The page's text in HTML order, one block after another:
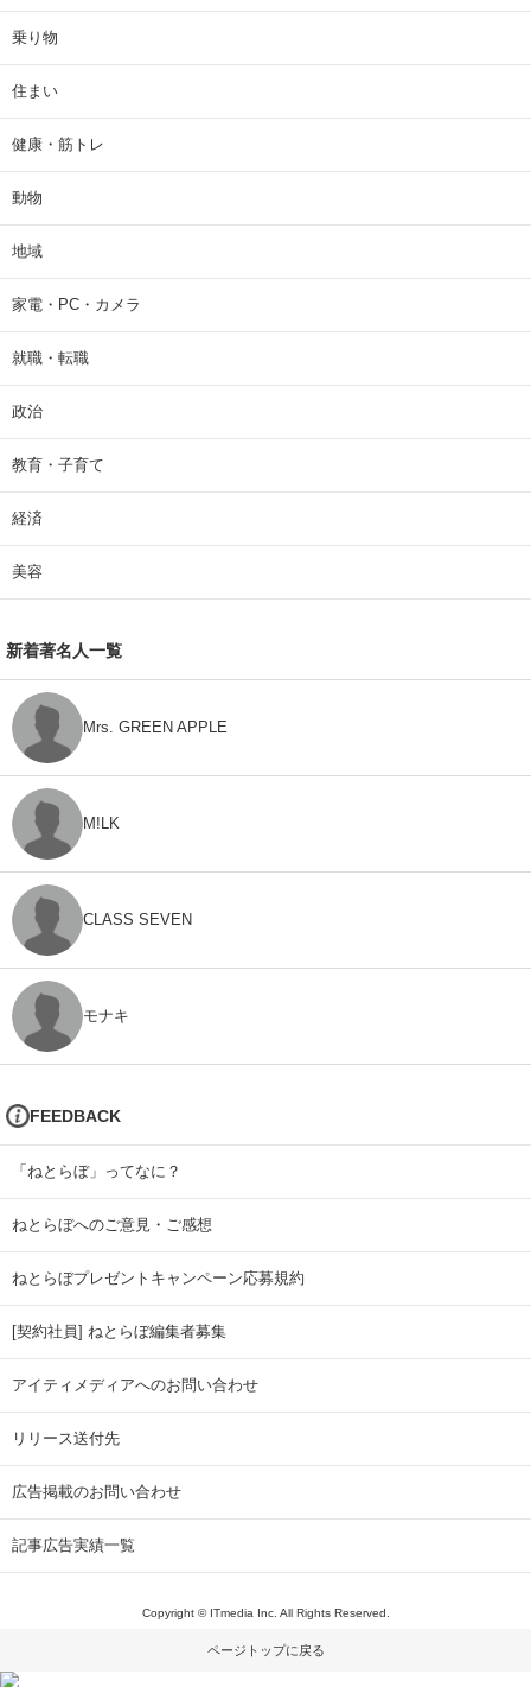
乗り物
住まい
健康・筋トレ
動物
地域
家電・PC・カメラ
就職・転職
政治
教育・子育て
経済
美容
新着著名人一覧
Mrs. GREEN APPLE
M!LK
CLASS SEVEN
モナキ
FEEDBACK
「ねとらぼ」ってなに？
ねとらぼへのご意見・ご感想
ねとらぼプレゼントキャンペーン応募規約
[契約社員] ねとらぼ編集者募集
アイティメディアへのお問い合わせ
リリース送付先
広告掲載のお問い合わせ
記事広告実績一覧
Copyright © ITmedia Inc. All Rights Reserved.
ページトップに戻る